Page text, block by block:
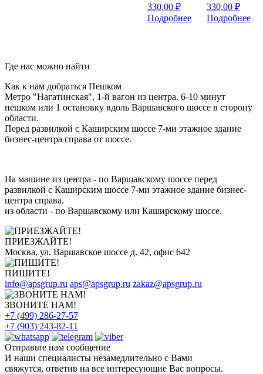
330,00 ₽
Подробнее
330,00 ₽
Подробнее
Где нас можно найти
Как к нам добраться Пешком
Метро "Нагатинская", 1-й вагон из центра. 6-10 минут
пешком или 1 остановку вдоль Варшавского шоссе в сторону
области.
Перед развилкой с Каширским шоссе 7-ми этажное здание
бизнес-центра справа от шоссе.
На машине из центра - по Варшавскому шоссе перед
развилкой с Каширским шоссе 7-ми этажное здание бизнес-
центра справа.
из области - по Варшавскому или Каширскому шоссе.
ПРИЕЗЖАЙТЕ!
Москва, ул. Варшавское шоссе д. 42, офис 642
ПИШИТЕ!
info@apsgrup.ru aps@apsgrup.ru zakaz@apsgrup.ru
ЗВОНИТЕ НАМ!
+7 (499) 286-27-57
+7 (903) 243-82-11
Отправьте нам сообщение
И наши специалисты незамедлительно с Вами
свяжутся, ответив на все интересующие Вас вопросы.